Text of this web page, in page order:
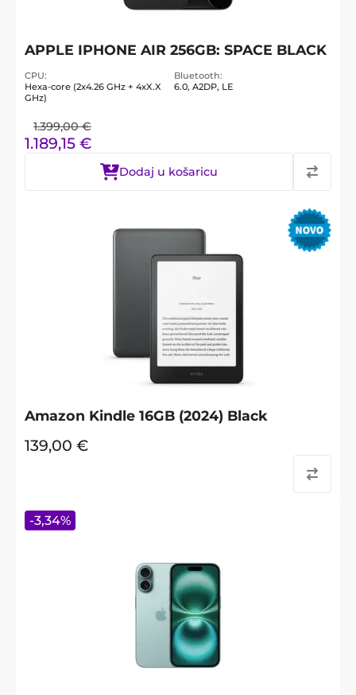
APPLE IPHONE AIR 256GB: SPACE BLACK
CPU
Hexa-core (2x4.26 GHz + 4xX.X
GHz)
Bluetooth
6.0, A2DP, LE
1.399,00 €
1.189,15 €
Dodaj u košaricu
Amazon Kindle 16GB (2024) Black
139,00 €
-3,34%